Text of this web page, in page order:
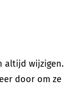
altijd wijzigen.
door om ze